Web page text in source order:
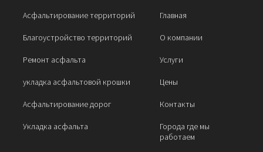
Асфальтирование территорий
Благоустройство территорий
Ремонт асфальта
укладка асфальтовой крошки
Асфальтирование дорог
Укладка асфальта
Главная
О компании
Услуги
Цены
Контакты
Города где мы
работаем